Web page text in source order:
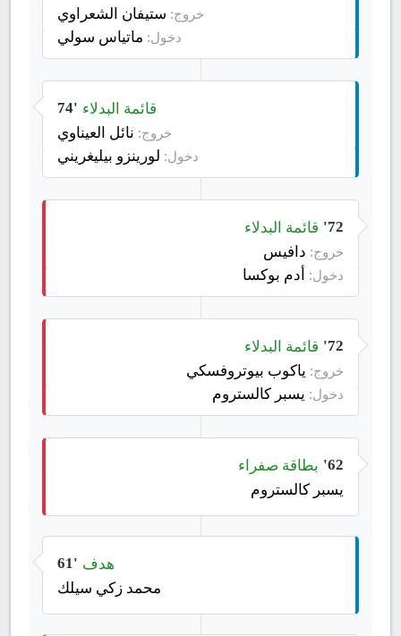
خروج: ستيفان الشعراوي
دخول: ماتياس سولي
74' قائمة البدلاء
خروج: نائل العيناوي
دخول: لورينزو بيليغريني
72' قائمة البدلاء
خروج: دافيس
دخول: أدم بوكسا
72' قائمة البدلاء
خروج: ياكوب بيوتروفسكي
دخول: يسبر كالستروم
62' بطاقة صفراء
يسبر كالستروم
61' هدف
محمد زكي سيلك